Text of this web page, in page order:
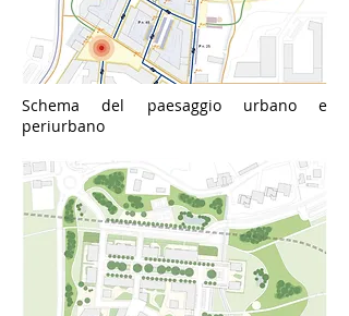
Schema del paesaggio urbano e
periurbano